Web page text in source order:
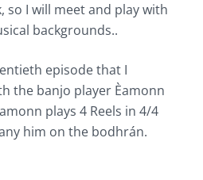
so I will meet and play with
backgrounds..
episode that I
the banjo player Èamonn
plays 4 Reels in 4/4
him on the bodhrán.